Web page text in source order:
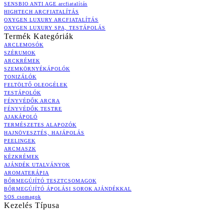
SENSBIO ANTI AGE arcfiatalítás
HIGHTECH ARCFIATALÍTÁS
OXYGEN LUXURY ARCFIATALÍTÁS
OXYGEN LUXURY SPA, TESTÁPOLÁS
Termék Kategóriák
ARCLEMOSÓK
SZÉRUMOK
ARCKRÉMEK
SZEMKÖRNYÉKÁPOLÓK
TONIZÁLÓK
FELTÖLTŐ OLEOGÉLEK
TESTÁPOLÓK
FÉNYVÉDŐK ARCRA
FÉNYVÉDŐK TESTRE
AJAKÁPOLÓ
TERMÉSZETES ALAPOZÓK
HAJNÖVESZTÉS, HAJÁPOLÁS
PEELINGEK
ARCMASZK
KÉZKRÉMEK
AJÁNDÉK UTALVÁNYOK
AROMATERÁPIA
BŐRMEGÚJÍTÓ TESZTCSOMAGOK
BŐRMEGÚJÍTÓ ÁPOLÁSI SOROK AJÁNDÉKKAL
SOS csomagok
Kezelés Típusa